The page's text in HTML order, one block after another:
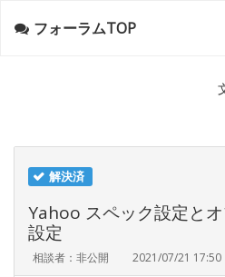
フォーラムTOP
解決済
Yahoo スペック設定と
設定
相談者：非公開 2021/07/21 17:50